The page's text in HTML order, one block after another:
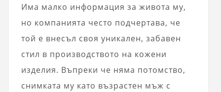
Има малко информация за живота му,
но компанията често подчертава, че
той е внесъл своя уникален, забавен
стил в производството на кожени
изделия. Въпреки че няма потомство,
снимката му като възрастен мъж с